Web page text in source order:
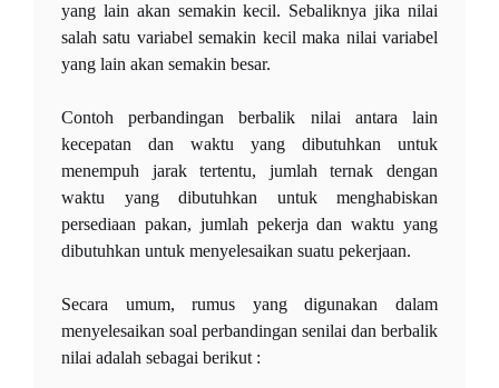
yang lain akan semakin kecil. Sebaliknya jika nilai
salah satu variabel semakin kecil maka nilai variabel
yang lain akan semakin besar.
Contoh perbandingan berbalik nilai antara lain
kecepatan dan waktu yang dibutuhkan untuk
menempuh jarak tertentu, jumlah ternak dengan
waktu yang dibutuhkan untuk menghabiskan
persediaan pakan, jumlah pekerja dan waktu yang
dibutuhkan untuk menyelesaikan suatu pekerjaan.
Secara umum, rumus yang digunakan dalam
menyelesaikan soal perbandingan senilai dan berbalik
nilai adalah sebagai berikut :